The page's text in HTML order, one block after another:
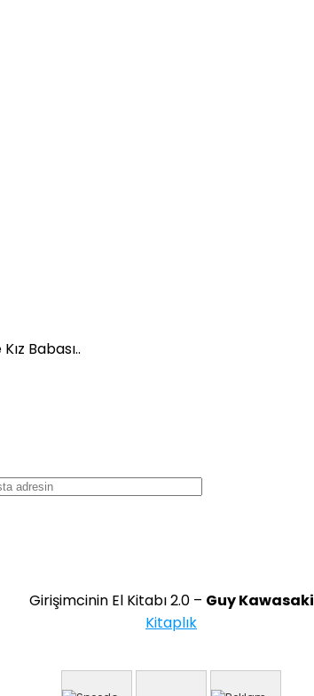
Babası..
Girişimcinin El Kitabı 2.0 – Guy Kawasaki
Kitaplık